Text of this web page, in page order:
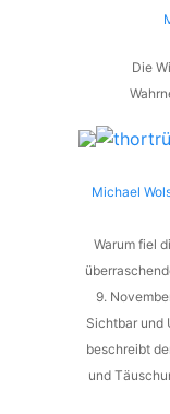
Die
Michael
Warum fiel
9.
Sichtbar und
beschreibt
und